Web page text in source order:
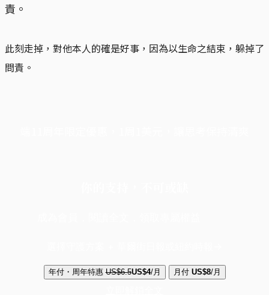
責。
此刻走掉，對他本人的確是好事，因為以生命之結束，躲掉了
問責。
年付・周年特惠 US$6.5US$4/月 月付 US$8/月